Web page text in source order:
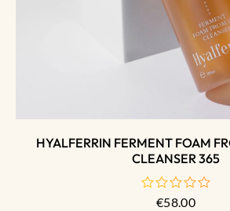
HYALFERRIN FERMENT FOAM
CLEANSER 365
€58.00